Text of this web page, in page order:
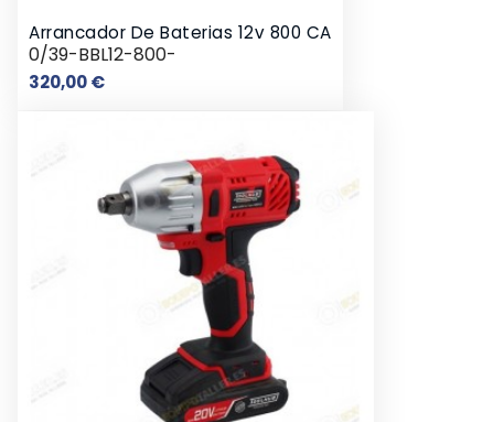
Arrancador De Baterias 12v 800 CA
0/39-BBL12-800-
320,00 €Precio